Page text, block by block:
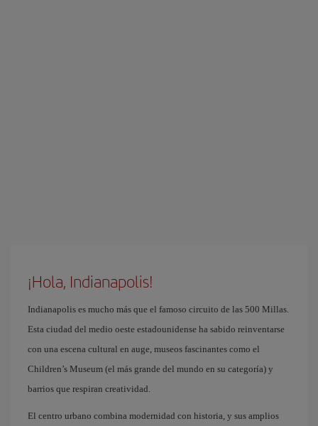
¡Hola, Indianapolis!
Indianapolis es mucho más que el famoso circuito de las 500 Millas.
Esta ciudad del medio oeste estadounidense ha sabido reinventarse
con una escena cultural en auge, museos fascinantes como el
Children’s Museum (el más grande del mundo en su categoría) y
barrios que respiran creatividad.
El centro urbano combina modernidad con historia, y sus amplios